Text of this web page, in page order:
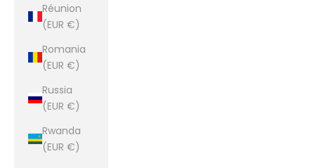
Réunion
(EUR €)
Romania
(EUR €)
Russia
(EUR €)
Rwanda
(EUR €)